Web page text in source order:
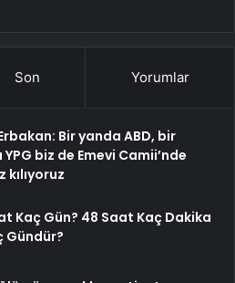
Son Yorumlar
Bir yanda ABD, bir
biz de Emevi Camii’nde
kılıyoruz
Kaç Gün? 48 Saat Kaç Dakika
Gündür?